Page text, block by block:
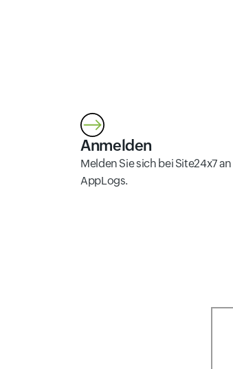
Anmelden
Melden Sie sich bei Site24x7
AppLogs.